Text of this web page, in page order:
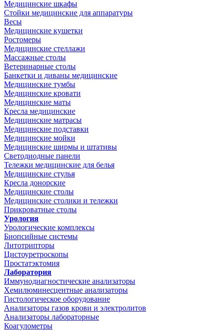
Медицинские шкафы
Стойки медицинские для аппаратуры
Весы
Медицинские кушетки
Ростомеры
Медицинские стеллажи
Массажные столы
Ветеринарные столы
Банкетки и диваны медицинские
Медицинские тумбы
Медицинские кровати
Медицинские маты
Кресла медицинские
Медицинские матрасы
Медицинские подставки
Медицинские мойки
Медицинские ширмы и штативы
Светодиодные панели
Тележки медицинские для белья
Медицинские стулья
Кресла донорские
Медицинские столы
Медицинские столики и тележки
Прикроватные столы
Урология
Урологические комплексы
Биопсийные системы
Литотрипторы
Цистоуретроскопы
Простатэктомия
Лаборатория
Иммунодиагностические анализаторы
Хемилюминесцентные анализаторы
Гистологическое оборудование
Анализаторы газов крови и электролитов
Анализаторы лабораторные
Коагулометры